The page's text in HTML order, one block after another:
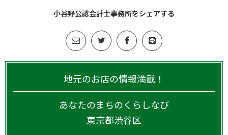
小谷野公認会計士事務所をシェアする
地元のお店の情報満載！
あなたのまちのくらしなび
東京都渋谷区